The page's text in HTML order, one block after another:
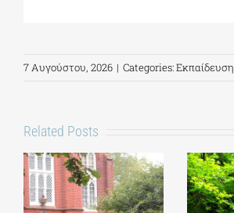
7 Αυγούστου, 2026 | Categories:Εκπαίδευση
Related Posts